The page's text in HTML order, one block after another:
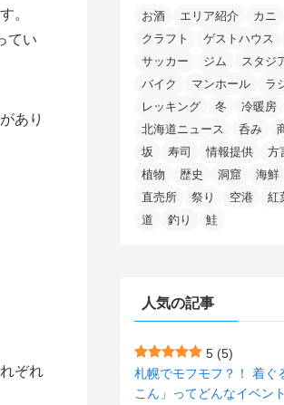
。
てい
あり
ぞれ
(11)
(7)
(21)
(4)
(7)
(2)
(1)
(7)
(10)
(5)
(2)
(72)
(5)
(15)
(9)
(4)
(4)
(6)
(5)
(5)
(35)
(11)
(2)
(43)
(5)
(1)
(8)
(5)
(8)
(1)
(3)
(9)
(15)
(2)
(1)
(11)
(12)
(4)
(2)
(3)
(7)
(5)
(5)
(24)
(3)
(1)
(31)
(7)
(12)
(4)
(27)
(6)
(2)
(1)
(9)
(5)
(8)
(5)
(10)
(2)
(1)
(96)
(6)
(4)
(1)
(4)
お酒 エリア紹介 カニ
クラフト
ゲストハウス
サッカー
ジム スタジ
バイク
マンホール ラ
レッキング
冬 冷暖房
北海道ニュース
呑み
坂
寿司 情報提供 方
植物
歴史 洞窟 海鮮
直売所
祭り 空港 紅
道
釣り 鮭
人気の記事
5 (5)
札幌でモフモフ？！ 着ぐ
こん」ってどんなイベン